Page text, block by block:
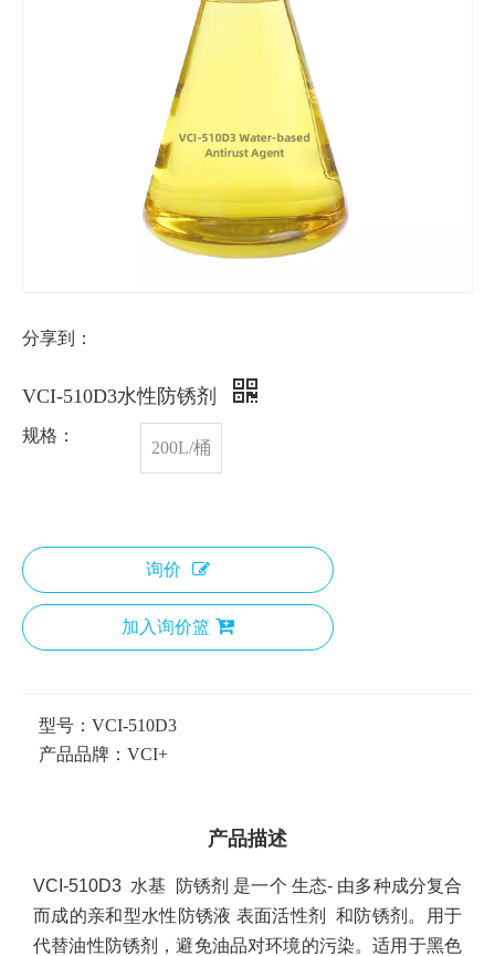
分享到：
VCI-510D3水性防锈剂
规格：
200L/桶
询价
加入询价篮
型号： VCI-510D3
产品品牌： VCI+
产品描述
VCI-510D3 水基 防锈剂 是一个 生态- 由多种成分复合
而成的亲和型水性防锈液 表面活性剂
和防锈剂。用于
代替油性防锈剂，避免油品对环境的污染。适用于黑色